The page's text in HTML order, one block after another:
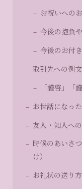
お祝いへの
今後の抱負
今後のお付
取引先への例
「謹啓」「
お世話になっ
友人・知人へ
時候のあいさ
け）
お礼状の送り方